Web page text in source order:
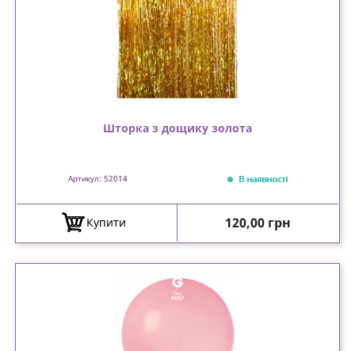
Шторка з дощику золота
Артикул: 52014 В наявності
Купити Ціна
120,00 грн